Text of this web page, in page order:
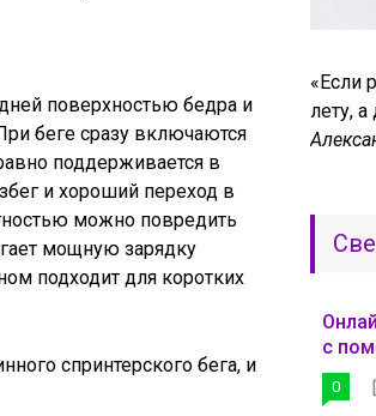
поверхностью бедра и
беге сразу включаются
поддерживается в
и хороший переход в
можно повредить
мощную зарядку
подходит для коротких
спринтерского бега, и
«Если
лету,
с
0